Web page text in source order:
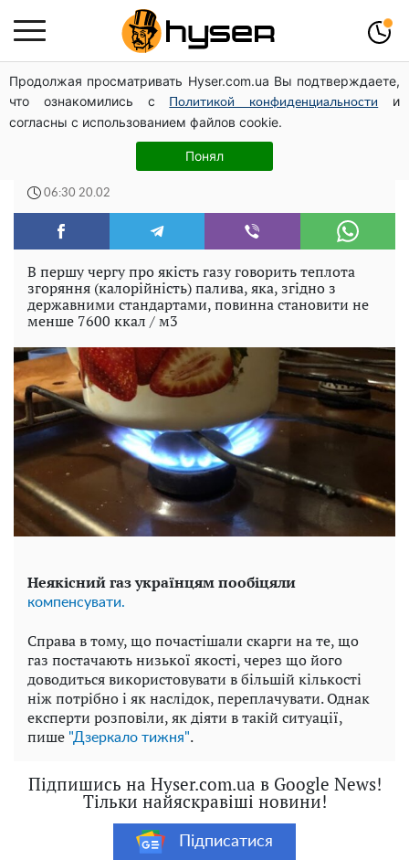
Продолжая просматривать Hyser.com.ua Вы подтверждаете,
что ознакомились с
Политикой конфиденциальности
и
согласны с использованием файлов cookie.
Понял
Повністю гола Анна Трінчер блиснула "принадами":
таких розмірів ви ще не бачили
Українцям повертатимуть гроші, якщо
газ виявиться неякісним. Як перевірити
06:30 20.02
В першу чергу про якість газу говорить теплота
згоряння (калорійність) палива, яка, згідно з
державними стандартами, повинна становити не
менше 7600 ккал / м3
Неякісний газ українцям пообіцяли
компенсувати.
Справа в тому, що почастішали скарги на те, що
газ постачають низької якості, через що його
доводиться використовувати в більшій кількості
ніж потрібно і як наслідок, переплачувати. Однак
експерти розповіли, як діяти в такій ситуації,
пише "Дзеркало тижня".
Підпишись на Hyser.com.ua в Google News!
Тільки найяскравіші новини!
Підписатися